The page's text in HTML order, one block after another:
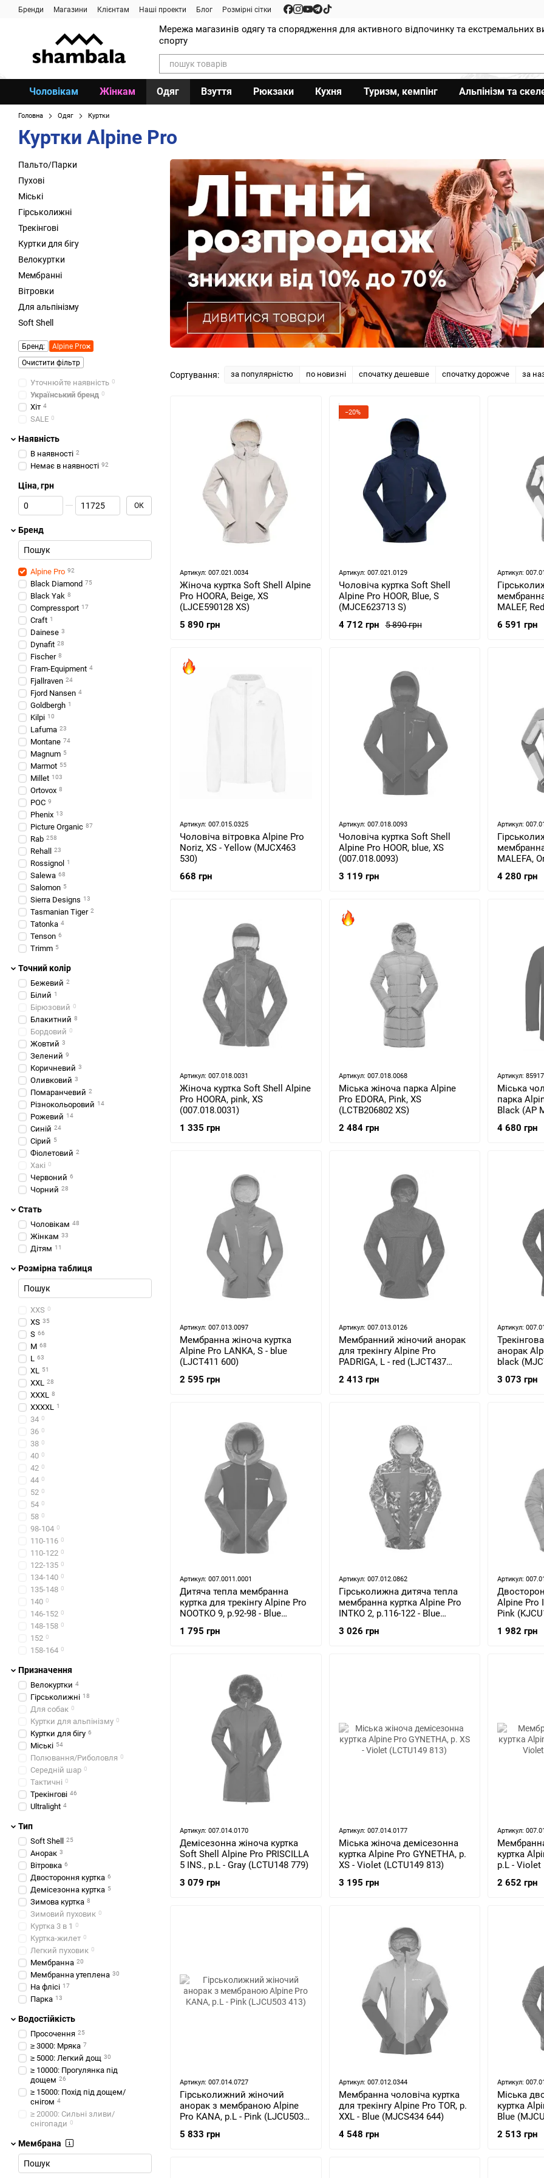
Перейти до основного контенту
Бренди Магазини Клієнтам Наші проекти Блог Розмірні сітки
Мережа магазинів одягу та спорядження для активного відпочинку та екстремальних
спорту
Чоловікам Жінкам Одяг Взуття Рюкзаки Кухня Туризм, кемпінг Альпінізм та
Головна Одяг Куртки
Куртки Alpine Pro
Сортування: за популярністю по новизні спочатку дешевше спочатку дорожче за
Артикул: 007.021.0034
Жіноча куртка Soft Shell Alpine
Pro HOORA, Beige, XS
(LJCE590128 XS)
5 890 грн
−20%
Артикул: 007.021.0129
Чоловіча куртка Soft Shell
Alpine Pro HOOR, Blue, S
(MJCE623713 S)
5 890 грн
4 712 грн
Артикул:
MALEF,
6 591 грн
Артикул: 007.015.0325
Чоловіча вітровка Alpine Pro
Noriz, XS - Yellow (MJCX463
530)
668 грн
Артикул: 007.018.0093
Чоловіча куртка Soft Shell
Alpine Pro HOOR, blue, XS
(007.018.0093)
3 119 грн
Артикул:
MALEFA,
4 280 грн
Артикул: 007.018.0031
Жіноча куртка Soft Shell Alpine
Pro HOORA, pink, XS
(007.018.0031)
1 335 грн
Артикул: 007.018.0068
Міська жіноча парка Alpine
Pro EDORA, Pink, XS
(LCTB206802 XS)
2 484 грн
Артикул:
Міська
парка
Black (AP
4 680 грн
Артикул: 007.013.0097
Мембранна жіноча куртка
Alpine Pro LANKA, S - blue
(LJCT411 600)
2 595 грн
Артикул: 007.013.0126
Мембранний жіночий анорак
для трекінгу Alpine Pro
PADRIGA, L - red (LJCT437
2 413 грн
Артикул:
анорак
black
3 073 грн
Артикул: 007.0011.0001
Дитяча тепла мембранна
куртка для трекінгу Alpine Pro
NOOTKO 9, р.92-98 - Blue
1 795 грн
Артикул: 007.012.0862
Гірськолижна дитяча тепла
мембранна куртка Alpine Pro
INTKO 2, р.116-122 - Blue
3 026 грн
Артикул:
Alpine Pro
Pink
1 982 грн
Артикул: 007.014.0170
Демісезонна жіноча куртка
Soft Shell Alpine Pro PRISCILLA
5 INS., р.L - Gray (LCTU148 779)
3 079 грн
Артикул: 007.014.0177
Міська жіноча демісезонна
куртка Alpine Pro GYNETHA, р.
XS - Violet (LCTU149 813)
3 195 грн
Артикул:
куртка
р.L - Violet
2 652 грн
Артикул: 007.014.0727
Гірськолижний жіночий
анорак з мембраною Alpine
Pro KANA, р.L - Pink (LJCU503
5 833 грн
Артикул: 007.012.0344
Мембранна чоловіча куртка
для трекінгу Alpine Pro TOR, р.
XXL - Blue (MJCS434 644)
4 548 грн
Артикул:
Міська
куртка
Blue
2 513 грн
Пальто/Парки
Пухові
Міські
Гірськолижні
Трекінгові
Куртки для бігу
Велокуртки
Мембранні
Вітровки
Для альпінізму
Soft Shell
Бренд:
Alpine Pro
Очистити фільтр
Уточнюйте наявність 0
Український бренд 0
Хіт 4
SALE 0
Наявність
В наявності 2
Немає в наявності 92
Ціна, грн
Від Ціна, грн
До Ціна, грн ОК
Бренд
Alpine Pro 92
Black Diamond 75
Black Yak 8
Compressport 17
Craft 1
Dainese 3
Dynafit 28
Fischer 8
Fram-Equipment 4
Fjallraven 24
Fjord Nansen 4
Goldbergh 1
Kilpi 10
Lafuma 23
Montane 74
Magnum 5
Marmot 55
Millet 103
Ortovox 8
POC 9
Phenix 13
Picture Organic 87
Rab 258
Rehall 23
Rossignol 1
Salewa 68
Salomon 5
Sierra Designs 13
Tasmanian Tiger 2
Tatonka 4
Tenson 6
Trimm 5
Точний колір
Бежевий 2
Білий 1
Бірюзовий 0
Блакитний 8
Бордовий 0
Жовтий 3
Зелений 9
Коричневий 3
Оливковий 3
Помаранчевий 2
Різнокольоровий 14
Рожевий 14
Синій 24
Сірий 5
Фіолетовий 2
Хакі 0
Червоний 6
Чорний 28
Стать
Чоловікам 48
Жінкам 33
Дітям 11
Розмірна таблиця
XXS 0
XS 35
S 66
M 68
L 63
XL 51
XXL 28
XXXL 8
XXXXL 1
34 0
36 0
38 0
40 0
42 0
44 0
52 0
54 0
58 0
98-104 0
110-116 0
110-122 0
122-135 0
134-140 0
135-148 0
140 0
146-152 0
148-158 0
152 0
158-164 0
Призначення
Велокуртки 4
Гірськолижні 18
Для собак 0
Куртки для альпінізму 0
Куртки для бігу 6
Міські 54
Полювання/Риболовля 0
Середній шар 0
Тактичні 0
Трекінгові 46
Ultralight 4
Тип
Soft Shell 25
Анорак 3
Вітровка 6
Двостороння куртка 6
Демісезонна куртка 5
Зимова куртка 8
Зимовий пуховик 0
Куртка 3 в 1 0
Куртка-жилет 0
Легкий пуховик 0
Мембранна 20
Мембранна утеплена 30
На флісі 17
Парка 13
Водостійкість
Просочення 25
≥ 3000: Мряка 7
≥ 5000: Легкий дощ 30
≥ 10000: Прогулянка під
дощем 26
≥ 15000: Похід під дощем/
снігом 4
≥ 20000: Сильні зливи/
снігопади 0
Мембрана